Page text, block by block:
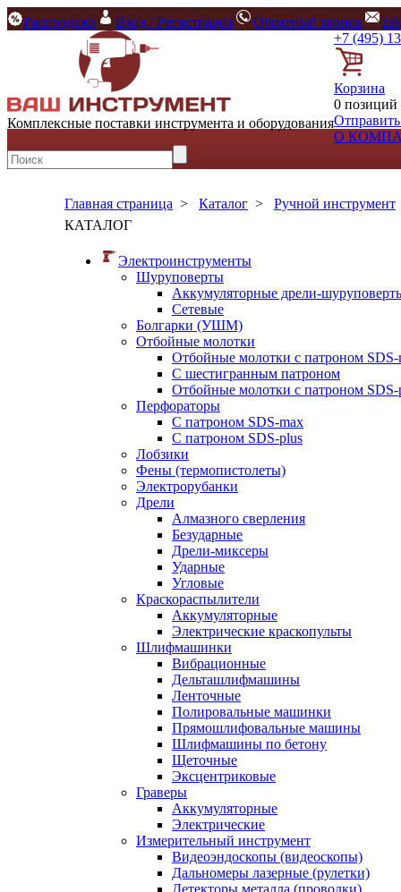
Распродажа Вход / Регистрация Обратный звонок
Комплексные поставки инструмента и оборудования
+7 (495)
Корзина
0 позиций
Отправить
О
Главная страница > Каталог > Ручной инструмент
КАТАЛОГ
Электроинструменты
Шуруповерты
Аккумуляторные дрели-
Сетевые
Болгарки (УШМ)
Отбойные молотки
Отбойные молотки с патроном SDS-
С шестигранным патроном
Отбойные молотки с патроном SDS-
Перфораторы
С патроном SDS-max
С патроном SDS-plus
Лобзики
Фены (термопистолеты)
Электрорубанки
Дрели
Алмазного сверления
Безударные
Дрели-миксеры
Ударные
Угловые
Краскораспылители
Аккумуляторные
Электрические краскопульты
Шлифмашинки
Вибрационные
Дельташлифмашины
Ленточные
Полировальные машинки
Прямошлифовальные машины
Шлифмашины по бетону
Щеточные
Эксцентриковые
Граверы
Аккумуляторные
Электрические
Измерительный инструмент
Видеоэндоскопы (видеоскопы)
Дальномеры лазерные (рулетки)
Детекторы металла (проводки)